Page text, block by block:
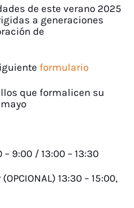
de este verano 2025
a generaciones
de
formulario
que formalicen su
9:00 / 13:00 – 13:30
13:30 – 15:00,